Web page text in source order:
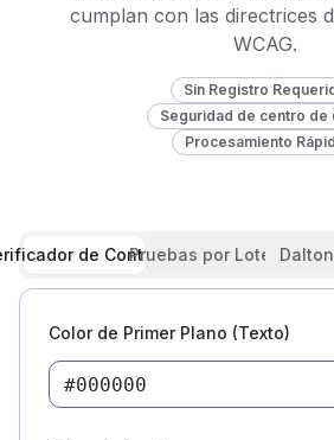
cumplan con las directrices
WCAG.
Sin Registro
Seguridad de centro de
Procesamiento
de Contraste
Pruebas por Lotes
Color de Primer Plano (Texto)